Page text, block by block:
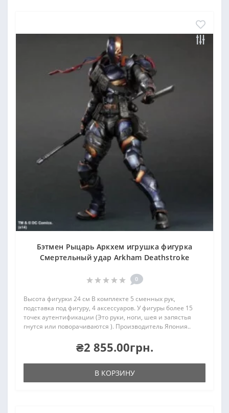
Бэтмен Рыцарь Аркхем игрушка фигурка
Смертельный удар Arkham Deathstroke
0
Высота фигурки 24 см В комплекте 5 сменных рук,
подставка под фигуру, 4 аксессуаров. У фигуры более 15
точек аутентификации (Это руки, ноги, шея и запястья
гнутся или поворачиваются ). Производитель Япония..
₴2 855.00грн.
В КОРЗИНУ